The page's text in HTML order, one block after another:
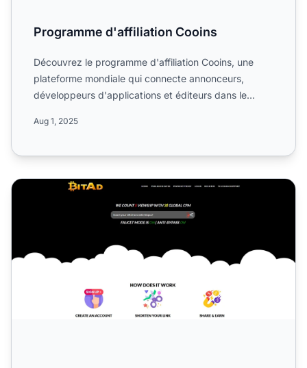
Programme d'affiliation Cooins
Découvrez le programme d'affiliation Cooins, une
plateforme mondiale qui connecte annonceurs,
développeurs d'applications et éditeurs dans le
Aug 1, 2025
Programme d'affiliation BITAD